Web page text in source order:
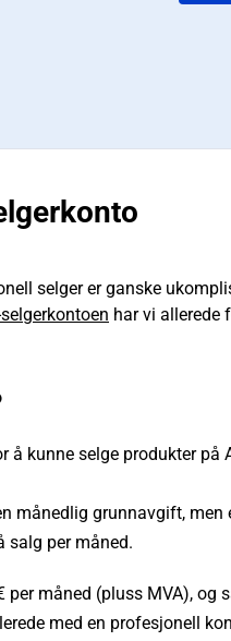
selger er ganske
har vi allerede
å kunne selge produkter på
månedlig grunnavgift,
salg per måned.
per måned (pluss MVA), og
med en profesjonell